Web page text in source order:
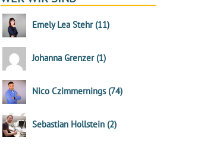
Emely Lea Stehr (11)
Johanna Grenzer (1)
Nico Czimmernings (74)
Sebastian Hollstein (2)